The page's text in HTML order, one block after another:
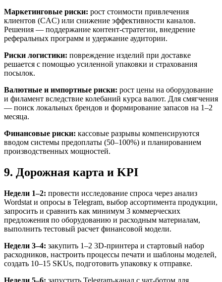
Маркетинговые риски: рост стоимости привлечения
клиентов (CAC) или снижение эффективности каналов.
Решения — поддержание контент-стратегии, внедрение
реферальных программ и удержание аудитории.
Риски логистики: повреждение изделий при доставке
решается с помощью усиленной упаковки и страхования
посылок.
Валютные и импортные риски: рост цены на оборудование
и филамент вследствие колебаний курса валют. Для смягчения
— поиск локальных брендов и формирование запасов на 1–2
месяца.
Финансовые риски: кассовые разрывы компенсируются
вводом системы предоплаты (50–100%) и планированием
производственных мощностей.
9. Дорожная карта и KPI
Недели 1–2: провести исследование спроса через анализ
Wordstat и опросы в Telegram, выбор ассортимента продукции,
запросить и сравнить как минимум 3 коммерческих
предложения по оборудованию и расходным материалам,
выполнить тестовый расчет финансовой модели.
Недели 3–4: закупить 1–2 3D-принтера и стартовый набор
расходников, настроить процессы печати и шаблоны моделей,
создать 10–15 SKUs, подготовить упаковку к отправке.
Недели 5–6: запустить Telegram-канал с чат-ботом для